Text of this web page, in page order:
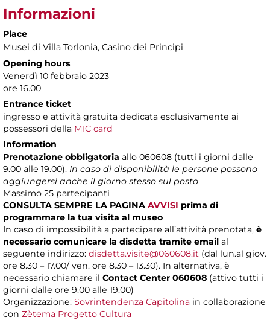
Informazioni
Place
Musei di Villa Torlonia, Casino dei Principi
Opening hours
Venerdì 10 febbraio 2023
ore 16.00
Entrance ticket
ingresso e attività gratuita dedicata esclusivamente ai
possessori della MIC card
Information
Prenotazione obbligatoria allo 060608 (tutti i giorni dalle
9.00 alle 19.00). In caso di disponibilità le persone possono
aggiungersi anche il giorno stesso sul posto
Massimo 25 partecipanti
CONSULTA SEMPRE LA PAGINA AVVISI prima di
programmare la tua visita al museo
In caso di impossibilità a partecipare all’attività prenotata, è
necessario comunicare la disdetta tramite email al
seguente indirizzo: disdetta.visite@060608.it (dal lun.al giov.
ore 8.30 – 17.00/ ven. ore 8.30 – 13.30). In alternativa, è
necessario chiamare il Contact Center 060608 (attivo tutti i
giorni dalle ore 9.00 alle 19.00)
Organizzazione: Sovrintendenza Capitolina in collaborazione
con Zètema Progetto Cultura